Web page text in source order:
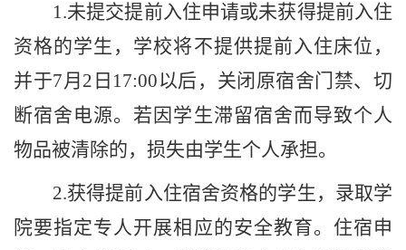
1.未提交提前入住申请或未获得提前入住
资格的学生，学校将不提供提前入住床位，
并于7月 2 日 17:00以后，关闭原宿舍门禁、切
断宿舍电源。若因学生滞留宿舍而导致个人
物品被清除的，损失由学生个人承担。
2.获得提前入住宿舍资格的学生，录取学
院要指定专人开展相应的安全教育。住宿申